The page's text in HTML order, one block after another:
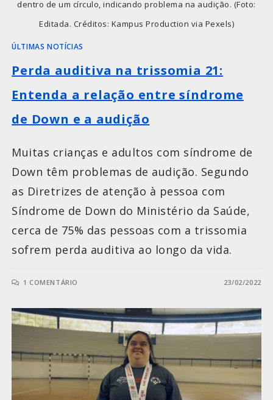
dentro de um círculo, indicando problema na audição. (Foto:
Editada. Créditos: Kampus Production via Pexels)
ÚLTIMAS NOTÍCIAS
Perda auditiva na trissomia 21:
Entenda a relação entre síndrome
de Down e a audição
Muitas crianças e adultos com síndrome de
Down têm problemas de audição. Segundo
as Diretrizes de atenção à pessoa com
Síndrome de Down do Ministério da Saúde,
cerca de 75% das pessoas com a trissomia
sofrem perda auditiva ao longo da vida.
1 COMENTÁRIO 23/02/2022